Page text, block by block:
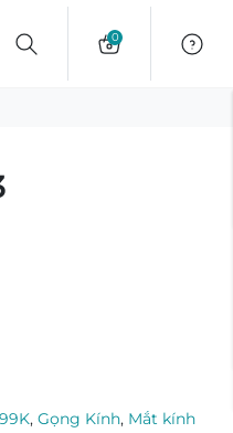
0
, Gọng Kính, Mắt kính